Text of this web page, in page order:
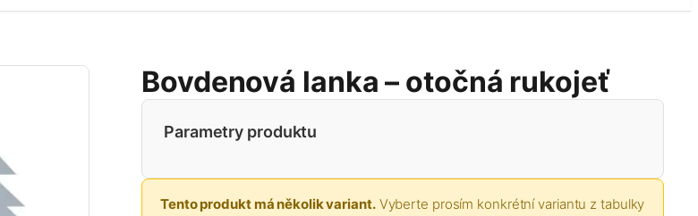
Bovdenová lanka – otočná rukojeť
Parametry produktu
Tento produkt má několik variant.Vyberte prosím konkrétní variantu z tabulky